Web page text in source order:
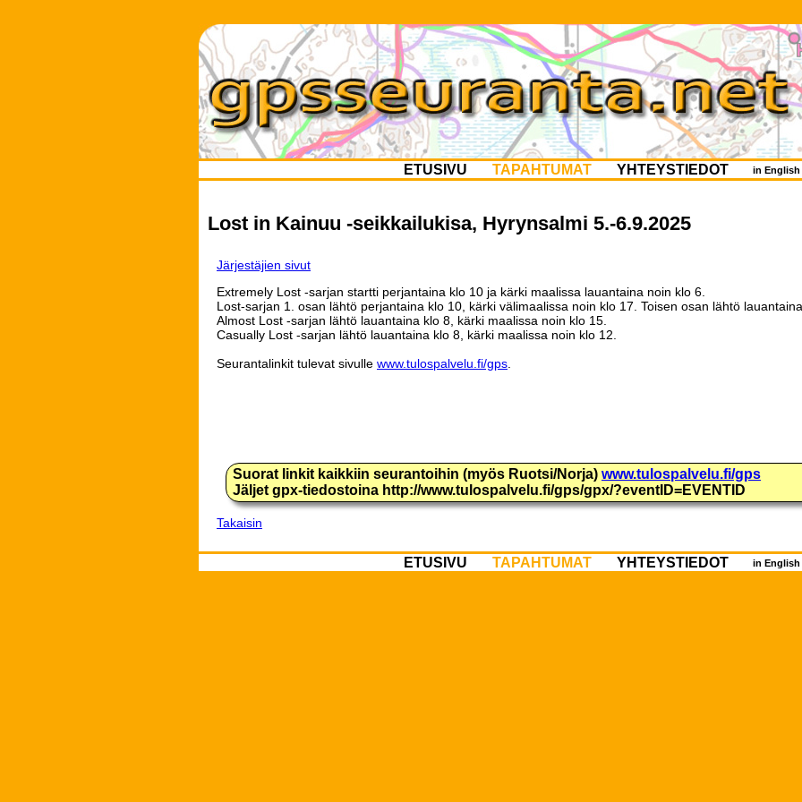
ETUSIVU TAPAHTUMAT YHTEYSTIEDOT in English
Lost in Kainuu -seikkailukisa, Hyrynsalmi 5.-6.9.2025
Järjestäjien sivut
Extremely Lost -sarjan startti perjantaina klo 10 ja kärki maalissa lauantaina noin klo 6.
Lost-sarjan 1. osan lähtö perjantaina klo 10, kärki välimaalissa noin klo 17. Toisen osan lähtö
Almost Lost -sarjan lähtö lauantaina klo 8, kärki maalissa noin klo 15.
Casually Lost -sarjan lähtö lauantaina klo 8, kärki maalissa noin klo 12.
Seurantalinkit tulevat sivulle www.tulospalvelu.fi/gps
Suorat linkit kaikkiin seurantoihin (myös Ruotsi/Norja) www.tulospalvelu.fi/gps
Jäljet gpx-tiedostoina http://www.tulospalvelu.fi/gps/gpx/?eventID=EVENTID
Takaisin
ETUSIVU TAPAHTUMAT YHTEYSTIEDOT in English